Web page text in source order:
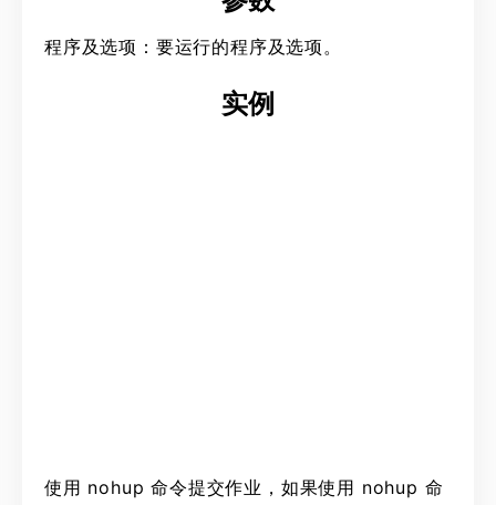
程序及选项：要运行的程序及选项。
实例
使用 nohup 命令提交作业，如果使用 nohup 命